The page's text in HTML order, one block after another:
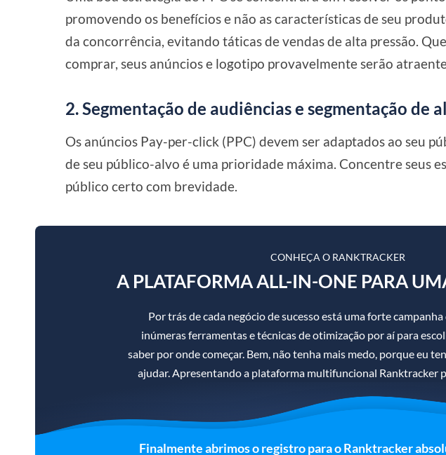
promovendo os benefícios e não as características de seu
da concorrência, evitando táticas de vendas de alta pressão.
comprar, seus anúncios e logotipo provavelmente serão
2. Segmentação de audiências e segmentação de
Os anúncios Pay-per-click (PPC) devem ser adaptados ao seu
de seu público-alvo é uma prioridade máxima. Concentre seus
público certo com brevidade.
CONHEÇA O RANKTRACKER
A PLATAFORMA ALL-IN-ONE PARA
Por trás de cada negócio de sucesso está uma forte campanha
inúmeras ferramentas e técnicas de otimização por aí para
saber por onde começar. Bem, não tenha mais medo, porque eu
ajudar. Apresentando a plataforma multifuncional Ranktracker
Finalmente abrimos o registro para o Ranktracker